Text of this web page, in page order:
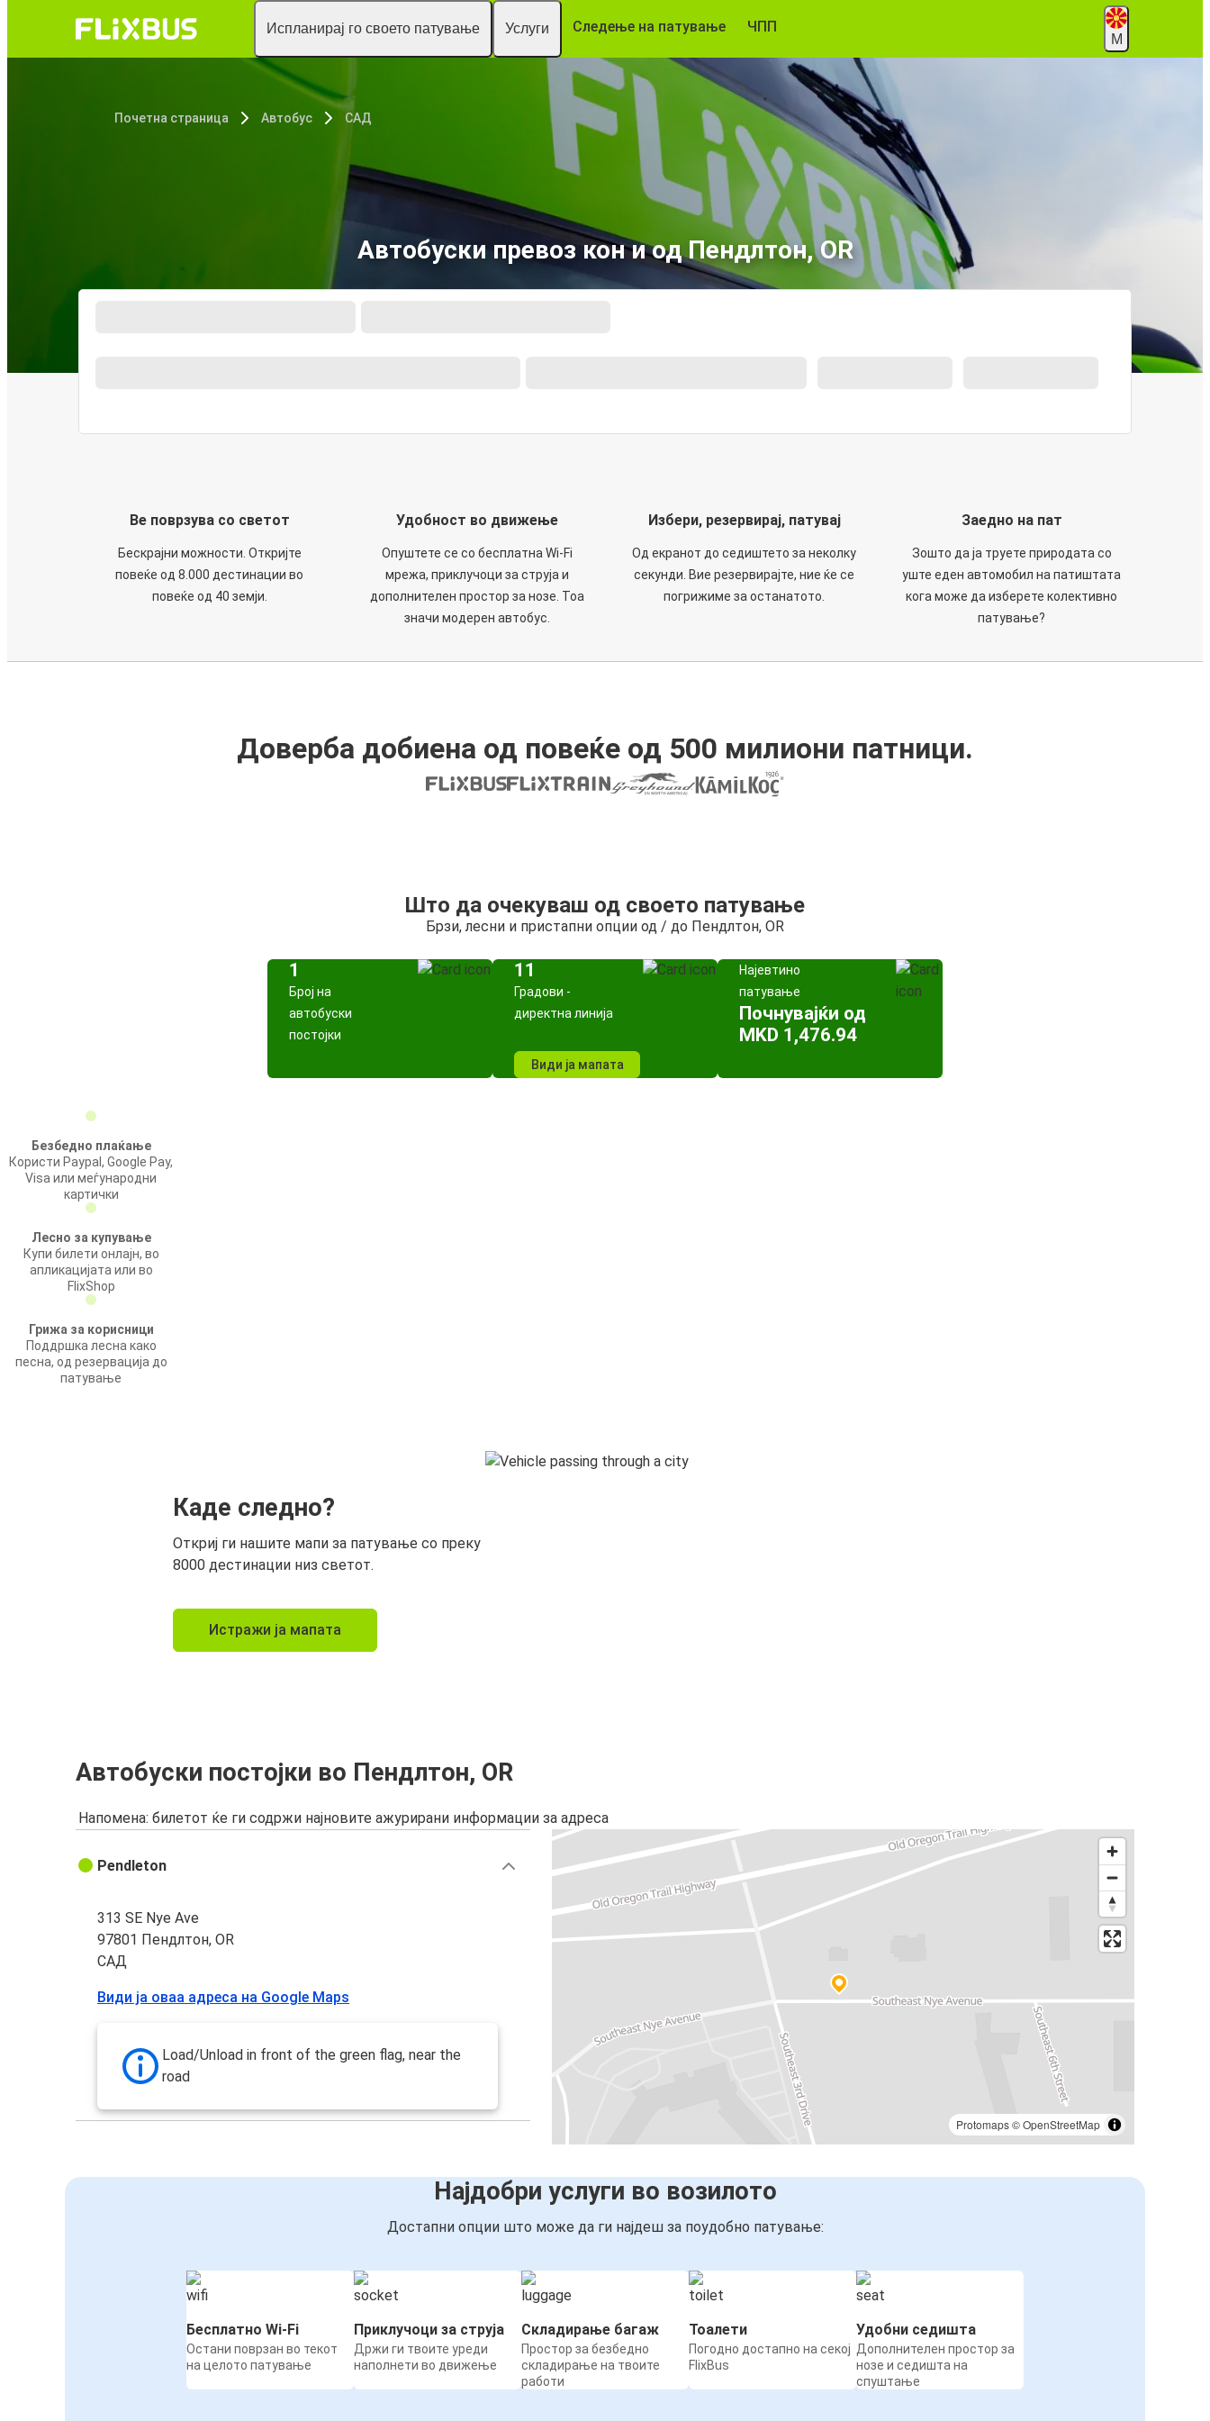
Испланирај го своето патување Услуги Следење на патување ЧПП
М
Почетна страница Автобус САД
Автобуски превоз кон и од Пендлтон, OR
Ве поврзува со светот
Бескрајни можности. Откријте
повеќе од 8.000 дестинации во
повеќе од 40 земји.
Удобност во движење
Опуштете се со бесплатна Wi-Fi
мрежа, приклучоци за струја и
дополнителен простор за нозе. Тоа
значи модерен автобус.
Избери, резервирај, патувај
Од екранот до седиштето за неколку
секунди. Вие резервирајте, ние ќе се
погрижиме за останатото.
Заедно на пат
Зошто да ја труете природата со
уште еден автомобил на патиштата
кога може да изберете колективно
патување?
Доверба добиена од повеќе од 500 милиони патници.
Што да очекуваш од своето патување
Брзи, лесни и пристапни опции од / до Пендлтон, OR
1
Број на
автобуски
постојки
11
Градови -
директна линија
Види ја мапата
Најевтино
патување
Почнувајќи од
MKD 1,476.94
Безбедно плаќање
Користи Paypal, Google Pay,
Visa или меѓународни
картички
Лесно за купување
Купи билети онлајн, во
апликацијата или во
FlixShop
Грижа за корисници
Поддршка лесна како
песна, од резервација до
патување
Каде следно?
Откриј ги нашите мапи за патување со преку
8000 дестинации низ светот.
Истражи ја мапата
Автобуски постојки во Пендлтон, OR
Напомена: билетот ќе ги содржи најновите ажурирани информации за адреса
Protomaps©OpenStreetMap
Pendleton
313 SE Nye Ave
97801 Пендлтон, OR
САД
Види ја оваа адреса на Google Maps
Load/Unload in front of the green flag, near the
road
Најдобри услуги во возилото
Достапни опции што може да ги најдеш за поудобно патување:
Бесплатно Wi-Fi
Остани поврзан во текот
на целото патување
Приклучоци за струја
Држи ги твоите уреди
наполнети во движење
Складирање багаж
Простор за безбедно
складирање на твоите
работи
Тоалети
Погодно достапно на секој
FlixBus
Удобни седишта
Дополнителен простор за
нозе и седишта на
спуштање